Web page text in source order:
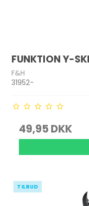
FUNKTION Y-
F&H
31952-
49,95 DKK
TILBUD